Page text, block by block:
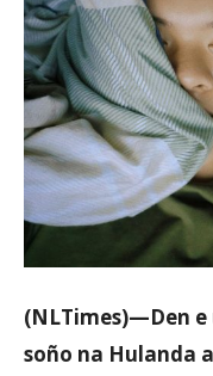
Aruba
(NLTimes)—Den
soño na Hulanda